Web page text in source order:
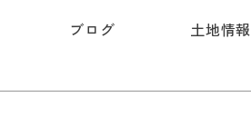
ブログ 土地情報